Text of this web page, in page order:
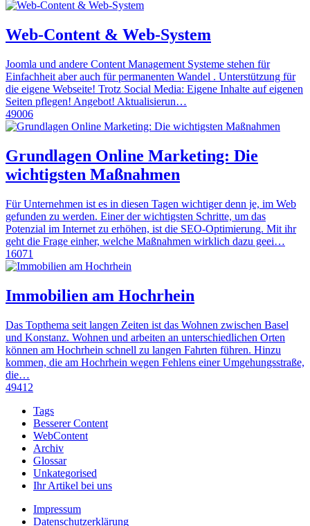
Web-Content & Web-System
Joomla und andere Content Management Systeme stehen für
Einfachheit aber auch für permanenten Wandel . Unterstützung für
die eigene Webseite! Trotz Social Media: Eigene Inhalte auf eigenen
Seiten pflegen! Angebot! Aktualisierun…
49006
Grundlagen Online Marketing: Die
wichtigsten Maßnahmen
Für Unternehmen ist es in diesen Tagen wichtiger denn je, im Web
gefunden zu werden. Einer der wichtigsten Schritte, um das
Potenzial im Internet zu erhöhen, ist die SEO-Optimierung. Mit ihr
geht die Frage einher, welche Maßnahmen wirklich dazu geei…
16071
Immobilien am Hochrhein
Das Topthema seit langen Zeiten ist das Wohnen zwischen Basel
und Konstanz. Wohnen und arbeiten an unterschiedlichen Orten
können am Hochrhein schnell zu langen Fahrten führen. Hinzu
kommen, die am Hochrhein wegen Fehlens einer Umgehungsstraße,
die…
49412
Tags
Besserer Content
WebContent
Archiv
Glossar
Unkategorised
Ihr Artikel bei uns
Impressum
Datenschutzerklärung